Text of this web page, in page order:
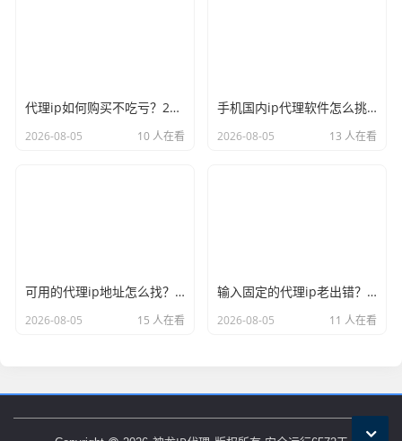
代理ip如何购买不吃亏？2026年的避坑心得奉上
2026-08-05 10 人在看
手机国内ip代理软件怎么挑？实用才是硬道理
2026-08-05 13 人在看
可用的代理ip地址怎么找？别再大海捞针了
2026-08-05 15 人在看
输入固定的代理ip老出错？多半是漏了这个细节
2026-08-05 11 人在看